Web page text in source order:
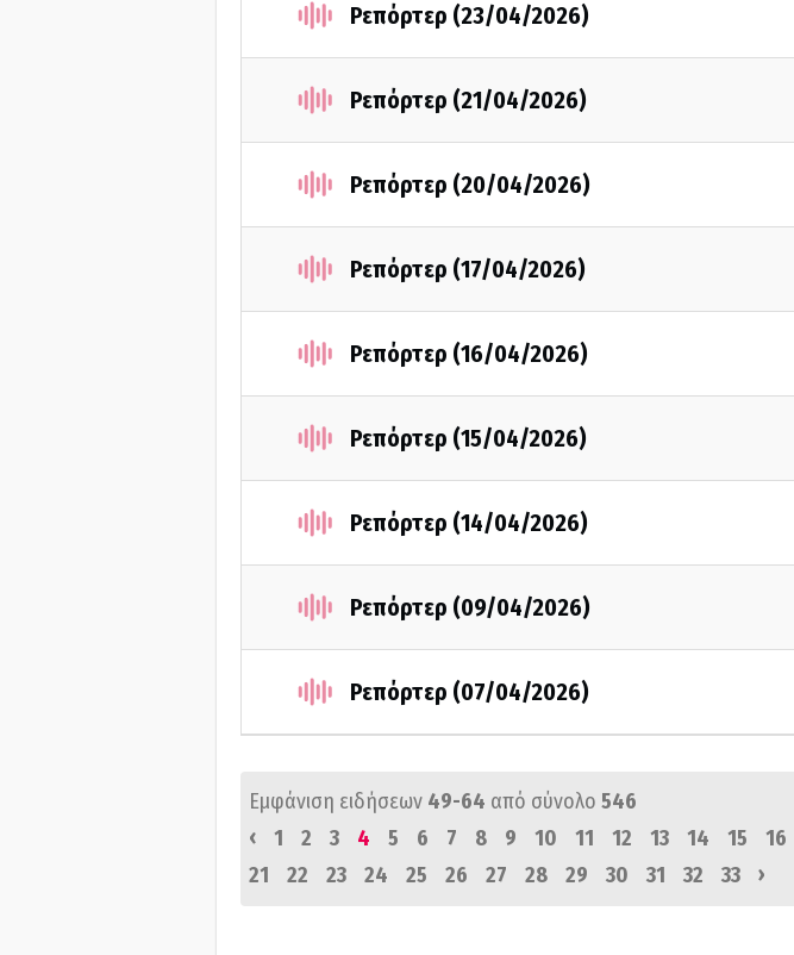
Ρεπόρτερ (23/04/2026)
Ρεπόρτερ (21/04/2026)
Ρεπόρτερ (20/04/2026)
Ρεπόρτερ (17/04/2026)
Ρεπόρτερ (16/04/2026)
Ρεπόρτερ (15/04/2026)
Ρεπόρτερ (14/04/2026)
Ρεπόρτερ (09/04/2026)
Ρεπόρτερ (07/04/2026)
Εμφάνιση ειδήσεων 49-64 από σύνολο 546
‹
1 2 3 4 5 6 7 8 9 10 11 12 13 14 15 16
21
22 23 24 25 26 27 28 29 30 31 32 33 ›